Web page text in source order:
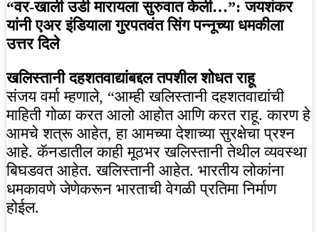
“वर-खाली उडी मारायला सुरुवात केली…”: जयशंकर
यांनी एअर इंडियाला गुरपतवंत सिंग पन्नूच्या धमकीला
उत्तर दिले
खलिस्तानी दहशतवाद्यांबद्दल तपशील शोधत राहू
संजय वर्मा म्हणाले, “आम्ही खलिस्तानी दहशतवाद्यांची
माहिती गोळा करत आलो आहोत आणि करत राहू. कारण हे
आमचे शत्रू आहेत, हा आमच्या देशाच्या सुरक्षेचा प्रश्न
आहे. कॅनडातील काही मूठभर खलिस्तानी तेथील व्यवस्था
बिघडवत आहेत. खलिस्तानी आहेत. भारतीय लोकांना
धमकावणे जेणेकरून भारताची वेगळी प्रतिमा निर्माण
होईल.